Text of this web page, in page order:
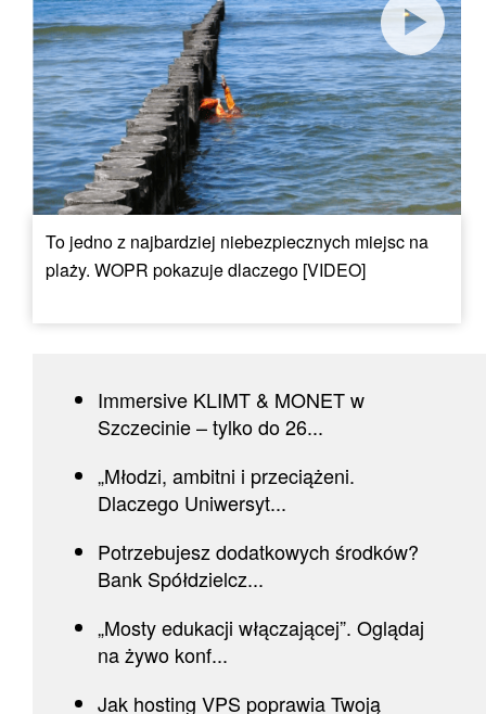
To jedno z najbardziej niebezpiecznych miejsc na
plaży. WOPR pokazuje dlaczego [VIDEO]
Immersive KLIMT & MONET w
Szczecinie – tylko do 26...
„Młodzi, ambitni i przeciążeni.
Dlaczego Uniwersyt...
Potrzebujesz dodatkowych środków?
Bank Spółdzielcz...
„Mosty edukacji włączającej”. Oglądaj
na żywo konf...
Jak hosting VPS poprawia Twoją